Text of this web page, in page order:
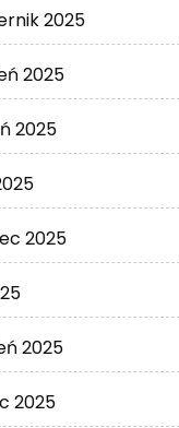
2025
2025
2025
2025
2025
2025